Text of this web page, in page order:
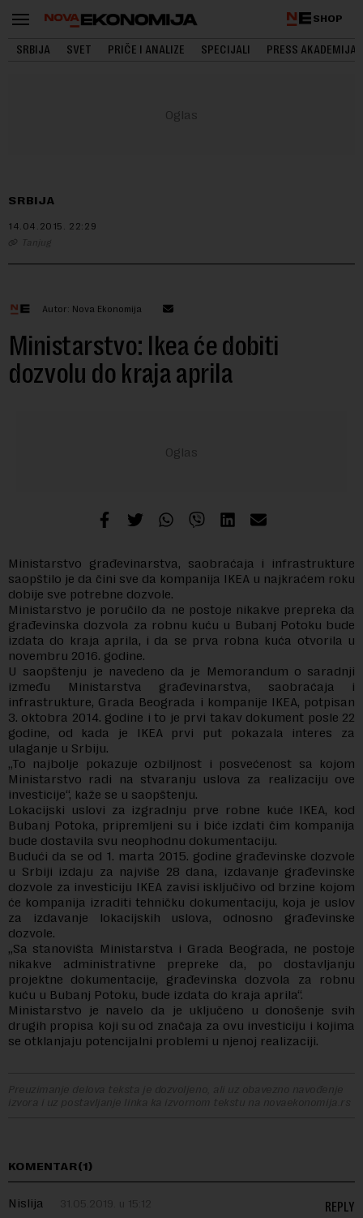
SHOP
SRBIJA SVET PRIČE I ANALIZE SPECIJALI PRESS AKADEMIJA
SRBIJA
14.04.2015. 22:29
Tanjug
Autor: Nova Ekonomija
Ministarstvo: Ikea će dobiti
dozvolu do kraja aprila
Ministarstvo građevinarstva, saobraćaja i infrastrukture
saopštilo je da čini sve da kompanija IKEA u najkraćem roku
dobije sve potrebne dozvole.
Ministarstvo je poručilo da ne postoje nikakve prepreka da
građevinska dozvola za robnu kuću u Bubanj Potoku bude
izdata do kraja aprila, i da se prva robna kuća otvorila u
novembru 2016. godine.
U saopštenju je navedeno da je Memorandum o saradnji
između Ministarstva građevinarstva, saobraćaja i
infrastrukture, Grada Beograda i kompanije IKEA, potpisan
3. oktobra 2014. godine i to je prvi takav dokument posle 22
godine, od kada je IKEA prvi put pokazala interes za
ulaganje u Srbiju.
„To najbolje pokazuje ozbiljnost i posvećenost sa kojom
Ministarstvo radi na stvaranju uslova za realizaciju ove
investicije“, kaže se u saopštenju.
Lokacijski uslovi za izgradnju prve robne kuće IKEA, kod
Bubanj Potoka, pripremljeni su i biće izdati čim kompanija
bude dostavila svu neophodnu dokumentaciju.
Budući da se od 1. marta 2015. godine građevinske dozvole
u Srbiji izdaju za najviše 28 dana, izdavanje građevinske
dozvole za investiciju IKEA zavisi isključivo od brzine kojom
će kompanija izraditi tehničku dokumentaciju, koja je uslov
za izdavanje lokacijskih uslova, odnosno građevinske
dozvole.
„Sa stanovišta Ministarstva i Grada Beograda, ne postoje
nikakve administrativne prepreke da, po dostavljanju
projektne dokumentacije, građevinska dozvola za robnu
kuću u Bubanj Potoku, bude izdata do kraja aprila“.
Ministarstvo je navelo da je uključeno u donošenje svih
drugih propisa koji su od značaja za ovu investiciju i kojima
se otklanjaju potencijalni problemi u njenoj realizaciji.
Preuzimanje delova teksta je dozvoljeno, ali uz obavezno navođenje
izvora i uz postavljanje linka ka izvornom tekstu na novaekonomija.rs
KOMENTAR(1)
Nislija 31.05.2019. u 15:12 REPLY